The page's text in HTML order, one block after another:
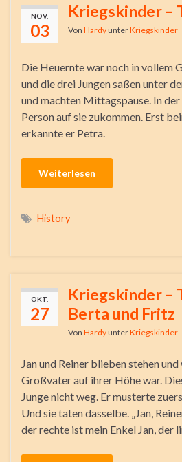
NOV.
03
Kriegskinder –
Von HardyunterKriegskinder
Die Heuernte war noch in vollem
und die drei Jungen saßen unter
und machten Mittagspause. In der
Person auf sie zukommen. Erst
erkannte er Petra.
Weiterlesen
History
OKT.
27
Kriegskinder –
Berta und Fritz
Von HardyunterKriegskinder
Jan und Reiner blieben stehen
Großvater auf ihrer Höhe war.
Junge nicht weg. Er musterte
Und sie taten dasselbe. „Jan,
der rechte ist mein Enkel Jan, der